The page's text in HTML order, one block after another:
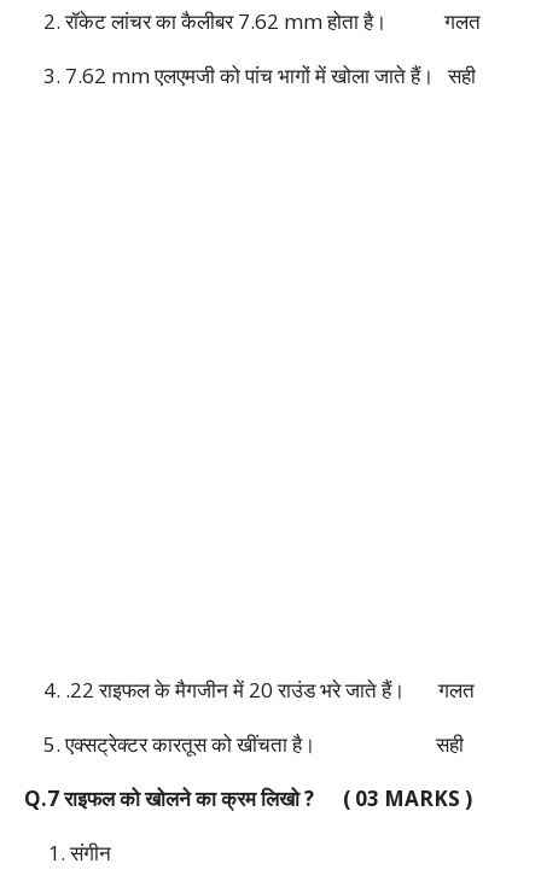
2. रॉकेट लांचर का कैलीबर 7.62 mm होता है।गलत
3. 7.62 mm एलएमजी को पांच भागों में खोला जाते हैं।सही
4. .22 राइफल के मैगजीन में 20 राउंड भरे जाते हैं।गलत
5. एक्सट्रेक्टर कारतूस को खींचता है।सही
Q.7 राइफल को खोलने का क्रम लिखो ? ( 03 MARKS )
1. संगीन